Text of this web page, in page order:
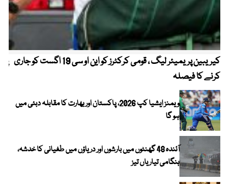
کیریبین پریمیئر لیگ ، قومی کرکٹرز کو این او سی 19 اگست کو جاری
کرنے کا فیصلہ
ویمنز ایشیا کپ 2026، پاکستان اور بھارت کا مقابلہ دبئی میں
ہو گا
آئندہ 48 گھنٹوں میں بارشوں اور دریاؤں میں طغیانی کا خدشہ،
ہنگامی تیاریاں تیز